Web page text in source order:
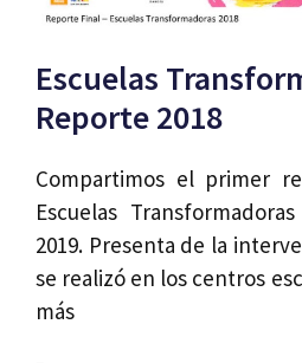
Escuelas
Reporte 2018
Compartimos el primer
Escuelas
2019. Presenta de la
se realizó en los centros
más